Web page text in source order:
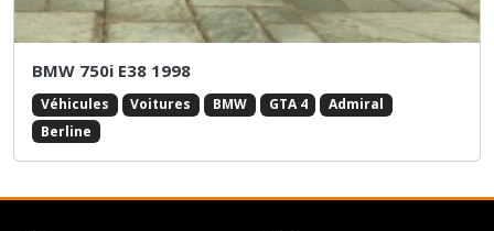
BMW 750i E38 1998
Véhicules Voitures BMW GTA 4
Admiral
Berline